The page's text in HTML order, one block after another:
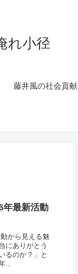
れ小径
藤井風の社会貢献
年最新活動
から見える魅
にありがとう
るのか？」と
...